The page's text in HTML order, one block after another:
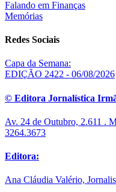
Falando em Finanças
Memórias
Redes Sociais
Capa da Semana:
EDIÇÃO 2422 - 06/08/2026
© Editora Jornalística
Av. 24 de Outubro, 2.611 .
3264.3673
Editora:
Ana Cláudia Valério,